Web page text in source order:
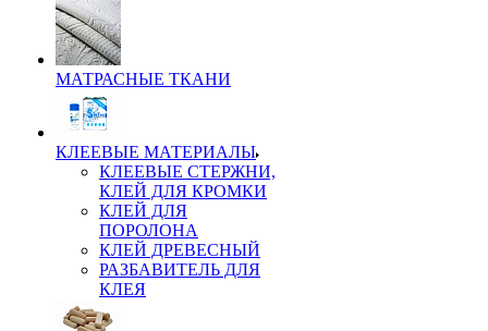
МАТРАСНЫЕ ТКАНИ
КЛЕЕВЫЕ МАТЕРИАЛЫ
КЛЕЕВЫЕ СТЕРЖНИ,
КЛЕЙ ДЛЯ КРОМКИ
КЛЕЙ ДЛЯ
ПОРОЛОНА
КЛЕЙ ДРЕВЕСНЫЙ
РАЗБАВИТЕЛЬ ДЛЯ
КЛЕЯ